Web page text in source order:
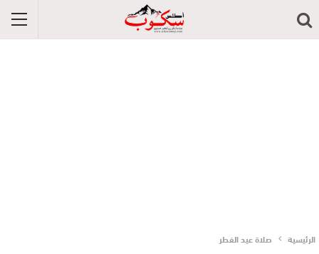
الرئيسية صلاة عيد الفطر